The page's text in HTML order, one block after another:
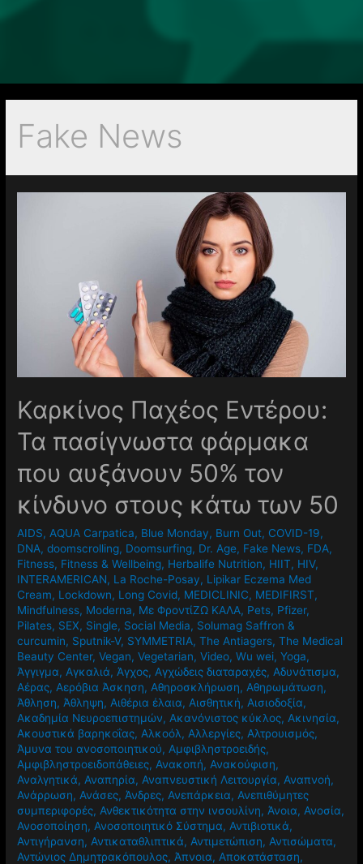
Fake News
Καρκίνος Παχέος Εντέρου:
Τα πασίγνωστα φάρμακα
που αυξάνουν 50% τον
κίνδυνο στους κάτω των 50
AIDS, AQUA Carpatica, Blue Monday, Burn Out, COVID-19,
DNA,doomscrolling, Doomsurfing, Dr. Age, Fake News, FDA,
Fitness, Fitness & Wellbeing, Herbalife Nutrition, HIIT, HIV,
INTERAMERICAN, La Roche-Posay, Lipikar Eczema Med
Cream, Lockdown, Long Covid, MEDICLINIC, MEDIFIRST,
Mindfulness, Moderna, Mε ΦροντίΖΩ ΚΑΛΑ, Pets, Pfizer,
Pilates, SEX, Single, Social Media, Solumag Saffron &
curcumin, Sputnik-V, SYMMETRIA,The Antiagers,The Medical
Beauty Center,Vegan,Vegetarian,Video,Wu wei,Yoga,
Άγγιγμα, Αγκαλιά, Άγχος, Αγχώδεις διαταραχές, Αδυνάτισμα,
Αέρας, Αερόβια Άσκηση, Αθηροσκλήρωση, Αθηρωμάτωση,
Άθληση, Άθληψη, Αιθέρια έλαια, Αισθητική, Αισιοδοξία,
Ακαδημία Νευροεπιστημών, Ακανόνιστος κύκλος, Ακινησία,
Ακουστικά βαρηκοΐας, Αλκοόλ, Αλλεργίες, Αλτρουισμός,
Άμυνα του ανοσοποιητικού, Αμφιβληστροειδής,
Αμφιβληστροειδοπάθειες, Ανακοπή, Ανακούφιση,
Αναλγητικά, Αναπηρία, Αναπνευστική Λειτουργία, Αναπνοή,
Ανάρρωση, Ανάσες, Άνδρες, Ανεπάρκεια, Ανεπιθύμητες
συμπεριφορές, Ανθεκτικότητα στην ινσουλίνη, Άνοια, Ανοσία,
Ανοσοποίηση, Ανοσοποιητικό Σύστημα, Αντιβιοτικά,
Αντιγήρανση, Αντικαταθλιπτικά, Αντιμετώπιση, Αντισώματα,
Αντώνιος Δημητρακόπουλος, Άπνοια, Αποκατάσταση,